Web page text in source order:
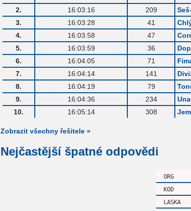
2.
16:03:16 209
3.
16:03:28 41
4.
16:03:58 47
5.
16:03:59 36
6.
16:04:05 71
7.
16:04:14 141
8.
16:04:19 79
9.
16:04:36 234
10.
16:05:14 308
Zobrazit všechny řešitele »
Nejčastější špatné odpovědi
ORG
KOD
LASKA